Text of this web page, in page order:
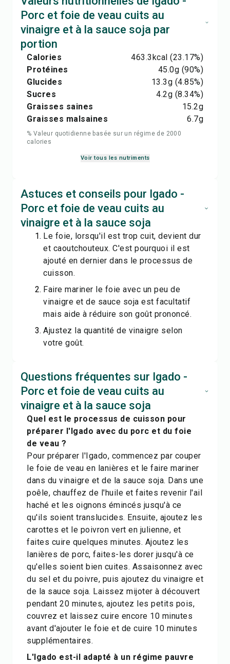
Porc et foie de veau cuits au
vinaigre et à la sauce soja par
portion
Calories 463.3kcal (23.17%)
Protéines
45.0g (90%)
Glucides
13.3g (4.85%)
Sucres
4.2g (8.34%)
Graisses saines
15.2g
Graisses malsaines
6.7g
% Valeur quotidienne basée sur un régime de 2000
calories
Voir tous les nutriments
Astuces et conseils pour Igado -
Porc et foie de veau cuits au
vinaigre et à la sauce soja
Le foie, lorsqu'il est trop cuit, devient dur
et caoutchouteux. C'est pourquoi il est
ajouté en dernier dans le processus de
cuisson.
Faire mariner le foie avec un peu de
vinaigre et de sauce soja est facultatif
mais aide à réduire son goût prononcé.
Ajustez la quantité de vinaigre selon
votre goût.
Questions fréquentes sur Igado -
Porc et foie de veau cuits au
vinaigre et à la sauce soja
Quel est le processus de cuisson pour
préparer l'Igado avec du porc et du foie
de veau ?
Pour préparer l'Igado, commencez par couper
le foie de veau en lanières et le faire mariner
dans du vinaigre et de la sauce soja. Dans une
poêle, chauffez de l'huile et faites revenir l'ail
haché et les oignons émincés jusqu'à ce
qu'ils soient translucides. Ensuite, ajoutez les
carottes et le poivron vert en julienne, et
faites cuire quelques minutes. Ajoutez les
lanières de porc, faites-les dorer jusqu'à ce
qu'elles soient bien cuites. Assaisonnez avec
du sel et du poivre, puis ajoutez du vinaigre et
de la sauce soja. Laissez mijoter à découvert
pendant 20 minutes, ajoutez les petits pois,
couvrez et laissez cuire encore 10 minutes
avant d'ajouter le foie et de cuire 10 minutes
supplémentaires.
L'Igado est-il adapté à un régime pauvre